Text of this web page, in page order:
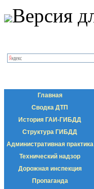
Версия
Главная
Сводка ДТП
История ГАИ-ГИБДД
Структура ГИБДД
Административная практика
Технический надзор
Дорожная инспекция
Пропаганда